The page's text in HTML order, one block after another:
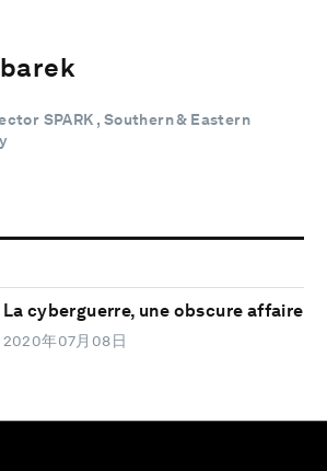
SPARK , Southern & Eastern
La cyberguerre, une obscure affaire
2020年07月08日